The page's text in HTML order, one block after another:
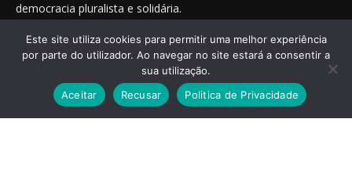
democracia pluralista e solidária.
Saiba onde nos encontrar nas redes sociais
Este site utiliza cookies para permitir uma melhor experiência
por parte do utilizador. Ao navegar no site estará a consentir a
sua utilização.
Aceitar
Recusar Politica de Privacidade